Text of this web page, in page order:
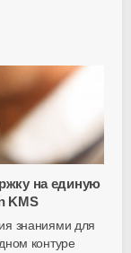
на единую
KMS
знаниями для
контуре